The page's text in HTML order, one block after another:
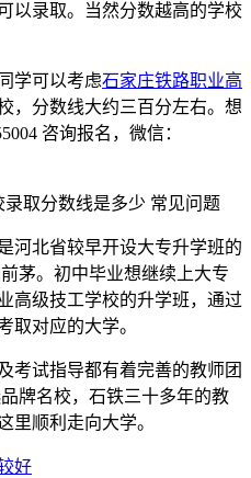
以录取。当然分数越高的学校
学可以考虑石家庄铁路职业高
，分数线大约三百分左右。想
咨询报名，微信：
河北省较早开设大专升学班的
茅。初中毕业想继续上大专
高级技工学校的升学班，通过
取对应的大学。
考试指导都有着完善的教师团
牌名校，石铁三十多年的教
里顺利走向大学。
好